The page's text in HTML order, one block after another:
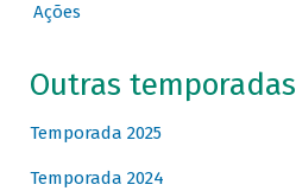
Ações
Outras temporadas
Temporada 2025
Temporada 2024